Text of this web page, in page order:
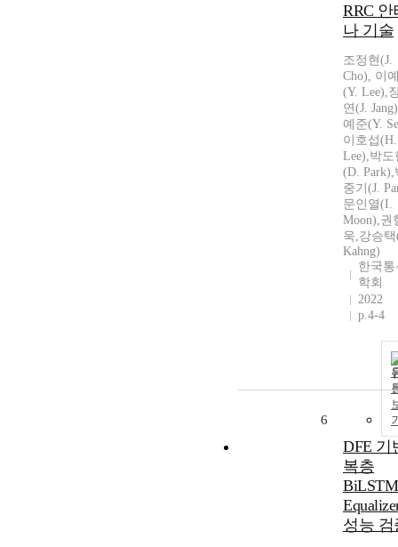
RRC 안
나 기술
조정현(J.
Cho), 이
(Y. Lee),
연(J.
예준(Y.
이호섭(H.
Lee),박도
(D. Park),
중기(J.
문인열(I.
Moon),권
욱,강승택
Kahng)
한국통
학회
2022
p.4-4
6
DFE 기
복층
BiLSTM
성능 검